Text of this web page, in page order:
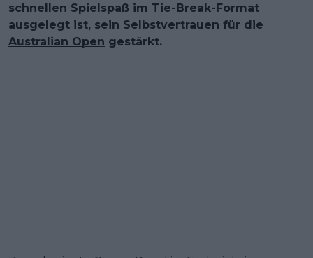
schnellen Spielspaß im Tie-Break-Format
ausgelegt ist, sein Selbstvertrauen für die
Australian Open gestärkt.